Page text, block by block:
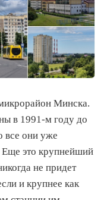
Минска.
в 1991-м году до
все они уже
Еще это крупнейший
не придет
и крупнее как